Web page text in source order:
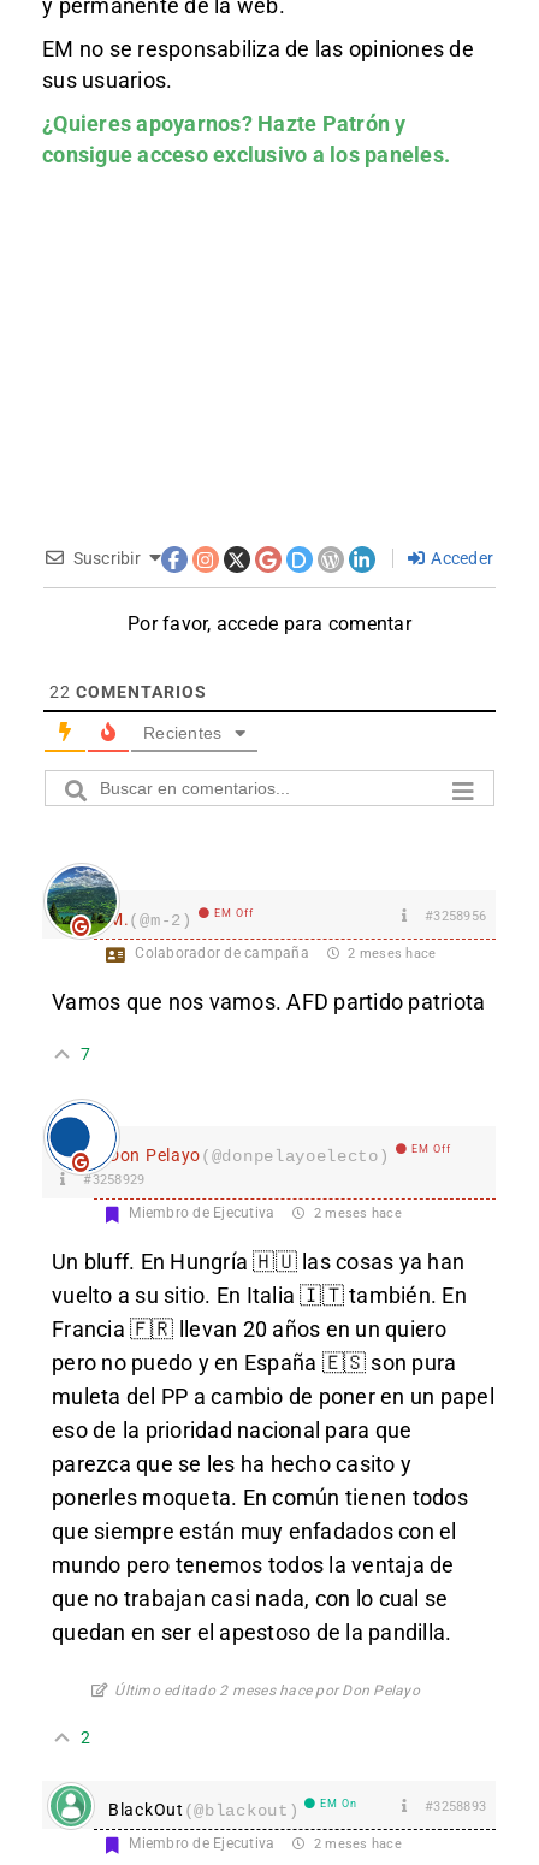
y permanente de la web.
EM no se responsabiliza de las opiniones de
sus usuarios.
¿Quieres apoyarnos? Hazte Patróny
consigue acceso exclusivo a los paneles.
Suscribir Acceder
Por favor, accede para comentar
22 COMENTARIOS
Recientes
M.(@m-2) EM Off #3258956
Colaborador de campaña 2 meses hace
Vamos que nos vamos. AFD partido patriota
7
Don Pelayo(@donpelayoelecto) EM Off
#3258929
Miembro de Ejecutiva 2 meses hace
Un bluff. En Hungría 🇭🇺 las cosas ya han
vuelto a su sitio. En Italia 🇮🇹 también. En
Francia 🇫🇷 llevan 20 años en un quiero
pero no puedo y en España 🇪🇸 son pura
muleta del PP a cambio de poner en un papel
eso de la prioridad nacional para que
parezca que se les ha hecho casito y
ponerles moqueta. En común tienen todos
que siempre están muy enfadados con el
mundo pero tenemos todos la ventaja de
que no trabajan casi nada, con lo cual se
quedan en ser el apestoso de la pandilla.
Último editado 2 meses hace por Don Pelayo
2
BlackOut (@blackout) EM On #3258893
Miembro de Ejecutiva 2 meses hace